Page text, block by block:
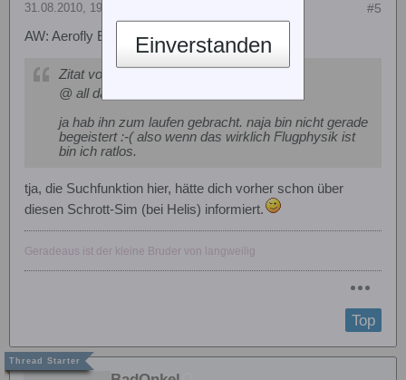
#5
31.08.2010, 19:36
AW: Aerofly Einstellung
Zitat von
@ all danke erstmal
ja hab ihn zum laufen gebracht. naja bin nicht gerade
begeistert :-( also wenn das wirklich Flugphysik ist
bin ich ratlos.
tja, die Suchfunktion hier, hätte dich vorher schon über
diesen Schrott-Sim (bei Helis) informiert.
Geradeaus ist der kleine Bruder von langweilig
Top
Einverstanden